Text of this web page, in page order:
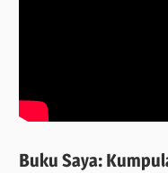
Buku Saya: